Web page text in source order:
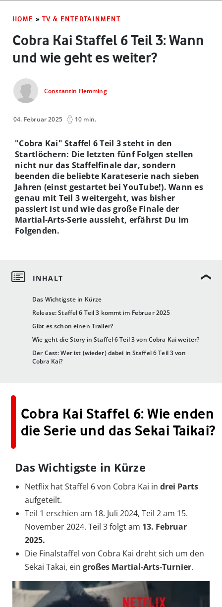
HOME » TV & ENTERTAINMENT
Cobra Kai Staffel 6 Teil 3: Wann
und wie geht es weiter?
Constantin Flemming
04. Februar 2025 10 min.
Das Wichtigste in Kürze
Release: Staffel 6 Teil 3 kommt im Februar 2025
Gibt es schon einen Trailer?
Wie geht die Story in Staffel 6 Teil 3 von Cobra Kai weiter?
Der Cast: Wer ist (wieder) dabei in Staffel 6 Teil 3 von
Cobra Kai?
"Cobra Kai" Staffel 6 Teil 3 steht in den
Startlöchern: Die letzten fünf Folgen stellen
nicht nur das Staffelfinale dar, sondern
beenden die beliebte Karateserie nach sieben
Jahren (einst gestartet bei YouTube!). Wann es
genau mit Teil 3 weitergeht, was bisher
passiert ist und wie das große Finale der
Martial-Arts-Serie aussieht, erfährst Du im
Folgenden.
Cobra Kai Staffel 6: Wie enden
die Serie und das Sekai Taikai?
Das Wichtigste in Kürze
Netflix hat Staffel 6 von Cobra Kai in drei Parts
aufgeteilt.
Teil 1 erschien am 18. Juli 2024, Teil 2 am 15.
November 2024. Teil 3 folgt am 13. Februar
2025.
Die Finalstaffel von Cobra Kai dreht sich um den
Sekai Takai, ein großes Martial-Arts-Turnier.